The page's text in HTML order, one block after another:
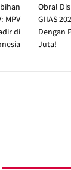
MPV
di
Obral
GIIAS
Dengan
Juta!